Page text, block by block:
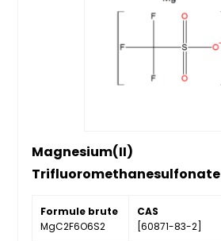
Magnesium(II)
Trifluoromethanesulfonate
Formule brute
MgC2F6O6S2
CAS
[60871-83-2]